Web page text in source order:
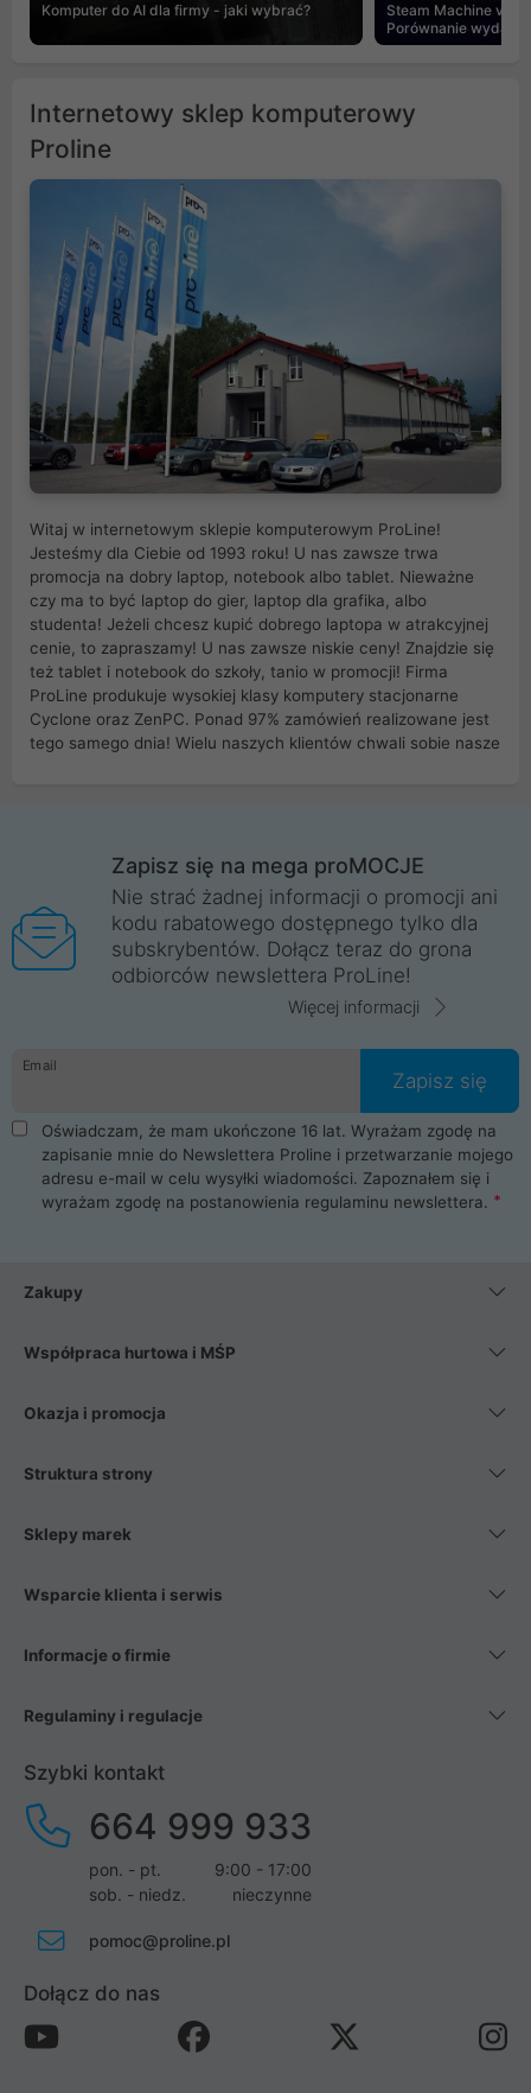
Komputer do AI dla firmy - jaki wybrać?
Steam Machine vs
Porównanie
Internetowy sklep komputerowy
Proline
Witaj w internetowym sklepie komputerowym ProLine!
Jesteśmy dla Ciebie od 1993 roku! U nas zawsze trwa
promocja na dobry laptop, notebook albo tablet. Nieważne
czy ma to być laptop do gier, laptop dla grafika, albo
studenta! Jeżeli chcesz kupić dobrego laptopa w atrakcyjnej
cenie, to zapraszamy! U nas zawsze niskie ceny! Znajdzie się
też tablet i notebook do szkoły, tanio w promocji! Firma
ProLine produkuje wysokiej klasy komputery stacjonarne
Cyclone oraz ZenPC. Ponad 97% zamówień realizowane jest
tego samego dnia! Wielu naszych klientów chwali sobie nasze
Wrocław, Poznań, Legnica, Katowice, Gliwice, Kalisz, Bytom,
Trzebnica, Opole. Szybka i profesjonalna obsługa!
ProLine to polska firma ze 100% polskim kapitałem. Działamy
legalnie i płacimy podatki w naszym kraju! Posiadamy siedzibę
główną w Mirkowie oraz salony na terenie kraju. Cała
komunikacja ze sklepem komputerowym ProLine jest
danych osobowych. Dlatego zakup notebooka albo laptopa w
ProLine to czysta przyjemność i pełne bezpieczeństwo.
Zaopatrzysz się u nas w akcesoria i części komputerowe
takie jak procesory, karty graficzne, płyty główne, pamięci,
dyski SSD, M.2 oraz HDD. Nasi pracownicy pomogą Ci wybrać
najlepszy zasilacz komputerowy oraz obudowę do komputera.
Poza komputerami mamy również najlepsze na rynku
Smartfony takich producentów jak Xiaomi, Apple, Samsung i
wentylatory. Na koniec mając już to wszystko, możesz
Zapisz się na mega proMOCJE
Nie strać żadnej informacji o promocji ani
kodu rabatowego dostępnego tylko dla
subskrybentów. Dołącz teraz do grona
odbiorców newslettera ProLine!
Więcej informacji
Email
Zapisz się
Oświadczam, że mam ukończone 16 lat. Wyrażam zgodę na
zapisanie mnie do Newslettera Proline i przetwarzanie mojego
adresu e-mail w celu wysyłki wiadomości. Zapoznałem się i
wyrażam zgodę na postanowienia regulaminu newslettera.
Zakupy
Współpraca hurtowa i MŚP
Okazja i promocja
Struktura strony
Sklepy marek
Wsparcie klienta i serwis
Informacje o firmie
Regulaminy i regulacje
Szybki kontakt
664 999 933
pon. - pt.
9:00 - 17:00
sob. - niedz.
nieczynne
pomoc@proline.pl
Dołącz do nas